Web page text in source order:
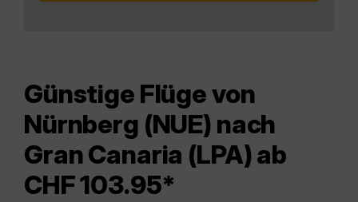
Günstige Flüge von
Nürnberg (NUE) nach
Gran Canaria (LPA) ab
CHF 103.95*